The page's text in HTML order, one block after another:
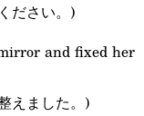
ださい。)
and fixed her
えました。)